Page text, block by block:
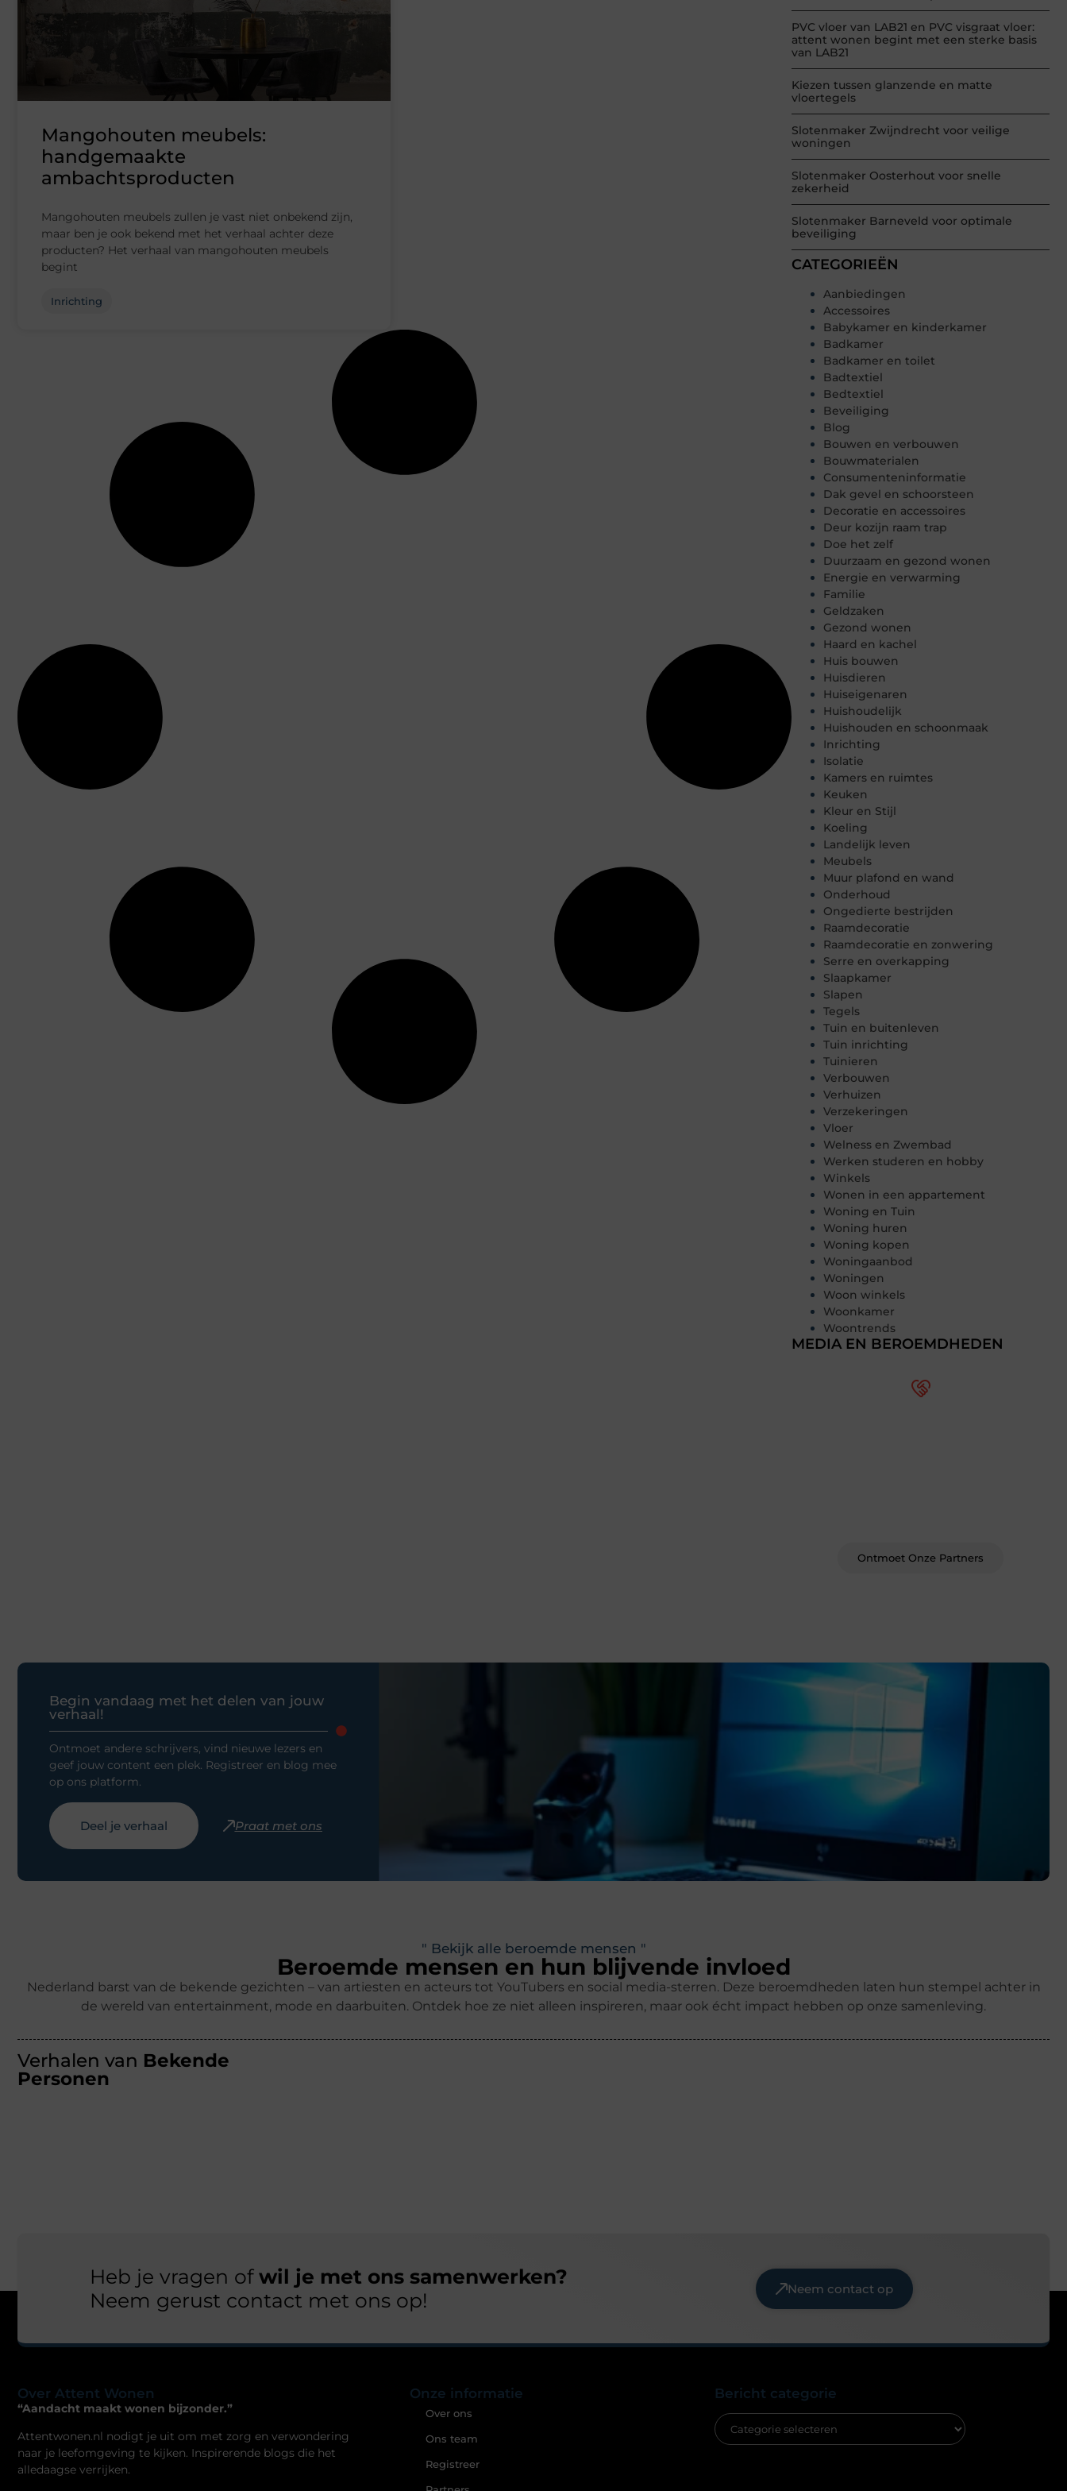
PVC vloer van LAB21 en PVC visgraat vloer:
attent wonen begint met een sterke basis
van LAB21
Kiezen tussen glanzende en matte
vloertegels
Slotenmaker Zwijndrecht voor veilige
woningen
Slotenmaker Oosterhout voor snelle
zekerheid
Slotenmaker Barneveld voor optimale
beveiliging
CATEGORIEËN
Aanbiedingen
Accessoires
Babykamer en kinderkamer
Badkamer
Badkamer en toilet
Badtextiel
Bedtextiel
Beveiliging
Blog
Bouwen en verbouwen
Bouwmaterialen
Consumenteninformatie
Dak gevel en schoorsteen
Decoratie en accessoires
Deur kozijn raam trap
Doe het zelf
Duurzaam en gezond wonen
Energie en verwarming
Familie
Geldzaken
Gezond wonen
Haard en kachel
Huis bouwen
Huisdieren
Huiseigenaren
Huishoudelijk
Huishouden en schoonmaak
Inrichting
Isolatie
Kamers en ruimtes
Keuken
Kleur en Stijl
Koeling
Landelijk leven
Meubels
Muur plafond en wand
Onderhoud
Ongedierte bestrijden
Raamdecoratie
Raamdecoratie en zonwering
Serre en overkapping
Slaapkamer
Slapen
Tegels
Tuin en buitenleven
Tuin inrichting
Tuinieren
Verbouwen
Verhuizen
Verzekeringen
Vloer
Welness en Zwembad
Werken studeren en hobby
Winkels
Wonen in een appartement
Woning en Tuin
Woning huren
Woning kopen
Woningaanbod
Woningen
Woon winkels
Woonkamer
Woontrends
MEDIA EN BEROEMDHEDEN
Ontmoet Onze Partners
Mangohouten meubels:
handgemaakte
ambachtsproducten
Mangohouten meubels zullen je vast niet onbekend zijn,
maar ben je ook bekend met het verhaal achter deze
producten? Het verhaal van mangohouten meubels
begint
Inrichting
Begin vandaag met het delen van jouw
verhaal!
Ontmoet andere schrijvers, vind nieuwe lezers en
geef jouw content een plek. Registreer en blog mee
op ons platform.
Deel je verhaal Praat met ons
" Bekijk alle beroemde mensen "
Beroemde mensen en hun blijvende invloed
Nederland barst van de bekende gezichten – van artiesten en acteurs tot YouTubers en social media-sterren. Deze beroemdheden laten hun stempel achter in
de wereld van entertainment, mode en daarbuiten. Ontdek hoe ze niet alleen inspireren, maar ook écht impact hebben op onze samenleving.
Verhalen van Bekende
Personen
Heb je vragen ofwil je met ons samenwerken?
Neem gerust contact met ons op!
Neem contact op
Over Attent Wonen
“Aandacht maakt wonen bijzonder.”
Attentwonen.nl nodigt je uit om met zorg en verwondering
naar je leefomgeving te kijken. Inspirerende blogs die het
alledaagse verrijken.
Onze informatie
Over ons
Ons team
Registreer
Bericht categorie